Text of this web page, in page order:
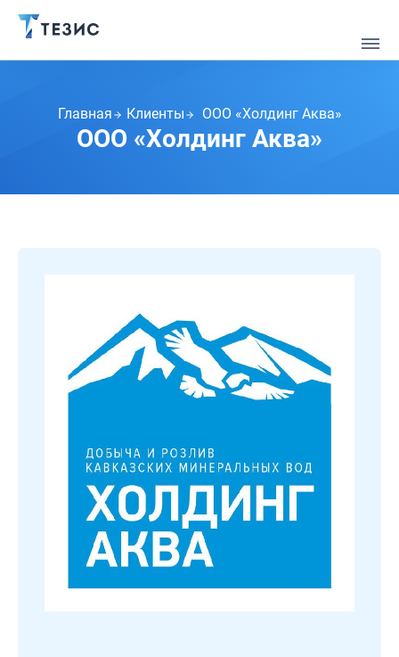
Главная Клиенты ООО «Холдинг Аква»
ООО «Холдинг Аква»